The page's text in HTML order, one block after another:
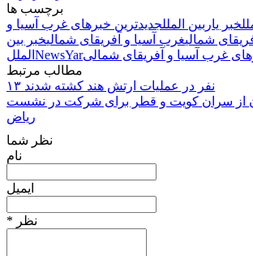
برچسب ها
خبر یار بین المللجدیدترین خبرهای غرب آسیا و
شمالیغرب آسیا و آفریقای شمالیخبر بین
الملل NewsYarغرب آسیا و آفریقای شمالی
مطالب مرتبط
۱۳ نفر در عملیات ارتش هند کشته شدند
از سران کویت و قطر برای شرکت در نشست
ریاض
نظر شما
نام
ایمیل
* نظر